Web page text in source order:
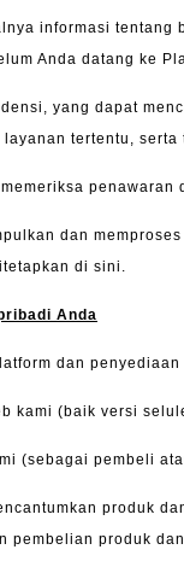
informasi
Anda datang ke
yang dapat
tertentu,
dan
di sini.
Anda
dan
kami (baik versi
(sebagai pembeli
produk
pembelian produk